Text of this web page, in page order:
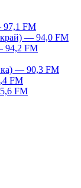
97,1 FM
край) — 94,0 FM
94,2 FM
— 90,3 FM
FM
FM